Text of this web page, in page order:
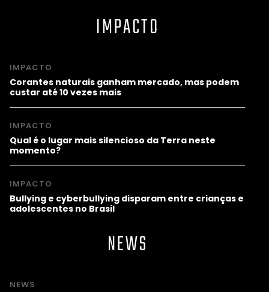
IMPACTO
IMPACTO
Corantes naturais ganham mercado, mas podem
custar até 10 vezes mais
IMPACTO
Qual é o lugar mais silencioso da Terra neste
momento?
IMPACTO
Bullying e cyberbullying disparam entre crianças e
adolescentes no Brasil
NEWS
NEWS